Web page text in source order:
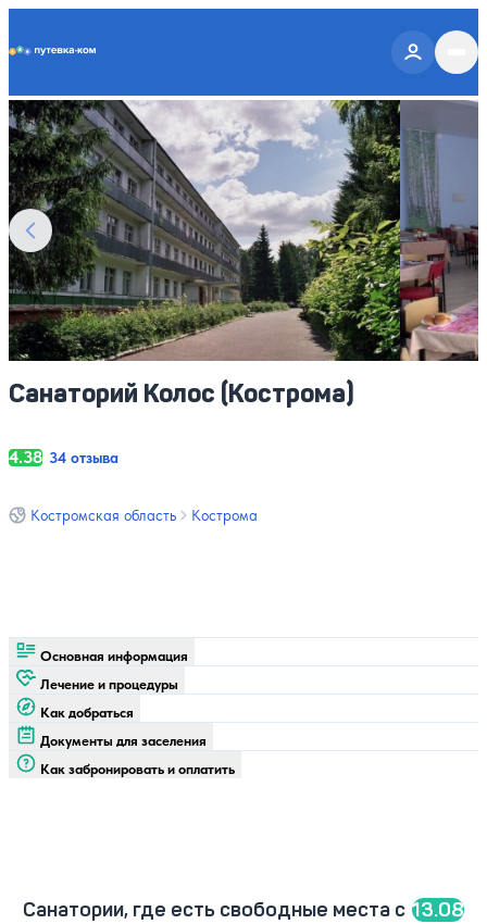
Смотреть все фото8
Санаторий Колос (Кострома)
Костромская область Кострома
4.38 34 отзыва
Основная информация
Лечение и процедуры
Как добраться
Документы для заселения
Как забронировать и оплатить
Санатории, где есть свободные места c 13.08